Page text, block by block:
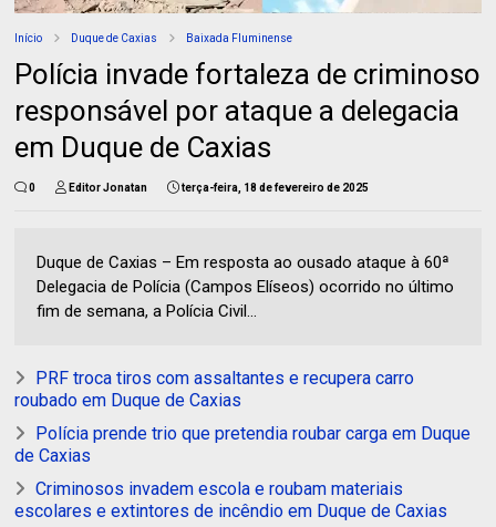
Início Duque de Caxias Baixada Fluminense
Polícia invade fortaleza de criminoso
responsável por ataque a delegacia
em Duque de Caxias
0 Editor Jonatan terça-feira, 18 de fevereiro de 2025
Duque de Caxias – Em resposta ao ousado ataque à 60ª
Delegacia de Polícia (Campos Elíseos) ocorrido no último
fim de semana, a Polícia Civil...
PRF troca tiros com assaltantes e recupera carro
roubado em Duque de Caxias
Polícia prende trio que pretendia roubar carga em Duque
de Caxias
Criminosos invadem escola e roubam materiais
escolares e extintores de incêndio em Duque de Caxias